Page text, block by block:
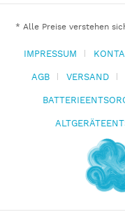
* Alle Preise verstehen
IMPRESSUM
AGB
VERSAND